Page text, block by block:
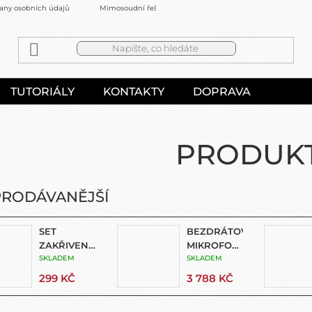
osobních údajů Mimosoudní řešení sporů
TUTORIÁLY KONTAKTY DOPRAVA
SET
ZAKŘIVENÝCH
PRODLUŽOVACÍCH
RAMEN
SKLADEM
299 KČ
BEZDRÁTOVÝ
MIKROFON
-
KOMPLETNÍ
SKLADEM
3 788 KČ